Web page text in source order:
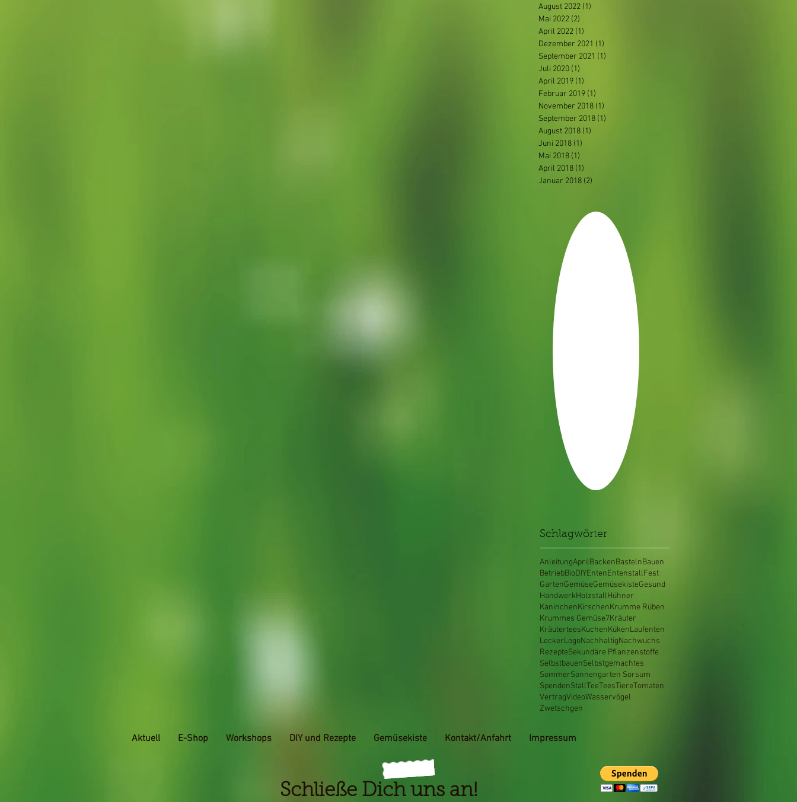
August 2022 (1)
Mai 2022 (2)
April 2022 (1)
Dezember 2021 (1)
September 2021 (1)
Juli 2020 (1)
April 2019 (1)
Februar 2019 (1)
November 2018 (1)
September 2018 (1)
August 2018 (1)
Juni 2018 (1)
Mai 2018 (1)
April 2018 (1)
Januar 2018 (2)
Schlagwörter
AnleitungAprilBackenBastelnBauen
BetriebBioDIYEntenEntenstallFest
GartenGemüseGemüsekisteGesund
HandwerkHolzstallHühner
KaninchenKirschenKrumme Rüben
Krummes Gemüse7Kräuter
KräuterteesKuchenKükenLaufenten
LeckerLogoNachhaltigNachwuchs
RezepteSekundäre Pflanzenstoffe
SelbstbauenSelbstgemachtes
SommerSonnengarten Sorsum
SpendenStallTeeTeesTiereTomaten
VertragVideoWasservögel
Zwetschgen
Aktuell E-Shop Workshops DIY und Rezepte Gemüsekiste Kontakt/Anfahrt Impressum
Schließe Dich uns an!